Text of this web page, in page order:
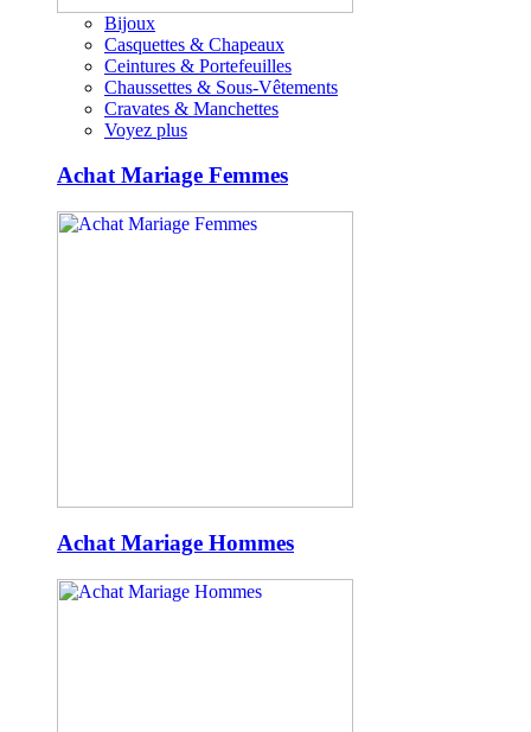
Bijoux
Casquettes & Chapeaux
Ceintures & Portefeuilles
Chaussettes & Sous-Vêtements
Cravates & Manchettes
Voyez plus
Achat Mariage Femmes
Achat Mariage Hommes